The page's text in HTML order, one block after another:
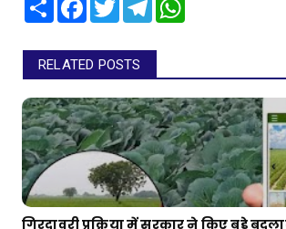
RELATED POSTS
गिरदावरी प्रक्रिया में सरकार ने किए बड़े